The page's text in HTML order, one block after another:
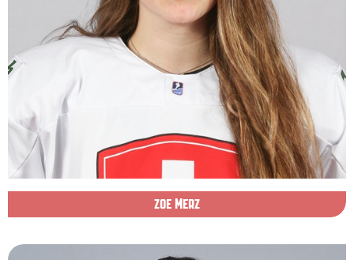
ZOE MERZ